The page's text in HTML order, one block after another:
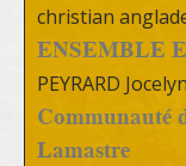
christian
ENSEMBLE
PEYRARD
Communauté
Lamastre